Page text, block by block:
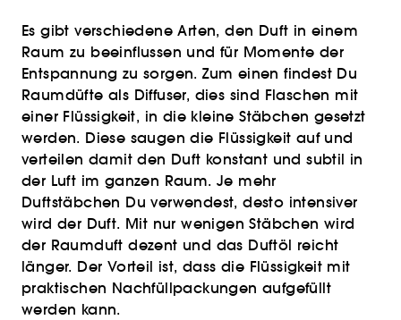
Es gibt verschiedene Arten, den Duft in einem
Raum zu beeinflussen und für Momente der
Entspannung zu sorgen. Zum einen findest Du
Raumdüfte als Diffuser, dies sind Flaschen mit
einer Flüssigkeit, in die kleine Stäbchen gesetzt
werden. Diese saugen die Flüssigkeit auf und
verteilen damit den Duft konstant und subtil in
der Luft im ganzen Raum. Je mehr
Duftstäbchen Du verwendest, desto intensiver
wird der Duft. Mit nur wenigen Stäbchen wird
der Raumduft dezent und das Duftöl reicht
länger. Der Vorteil ist, dass die Flüssigkeit mit
praktischen Nachfüllpackungen aufgefüllt
werden kann.